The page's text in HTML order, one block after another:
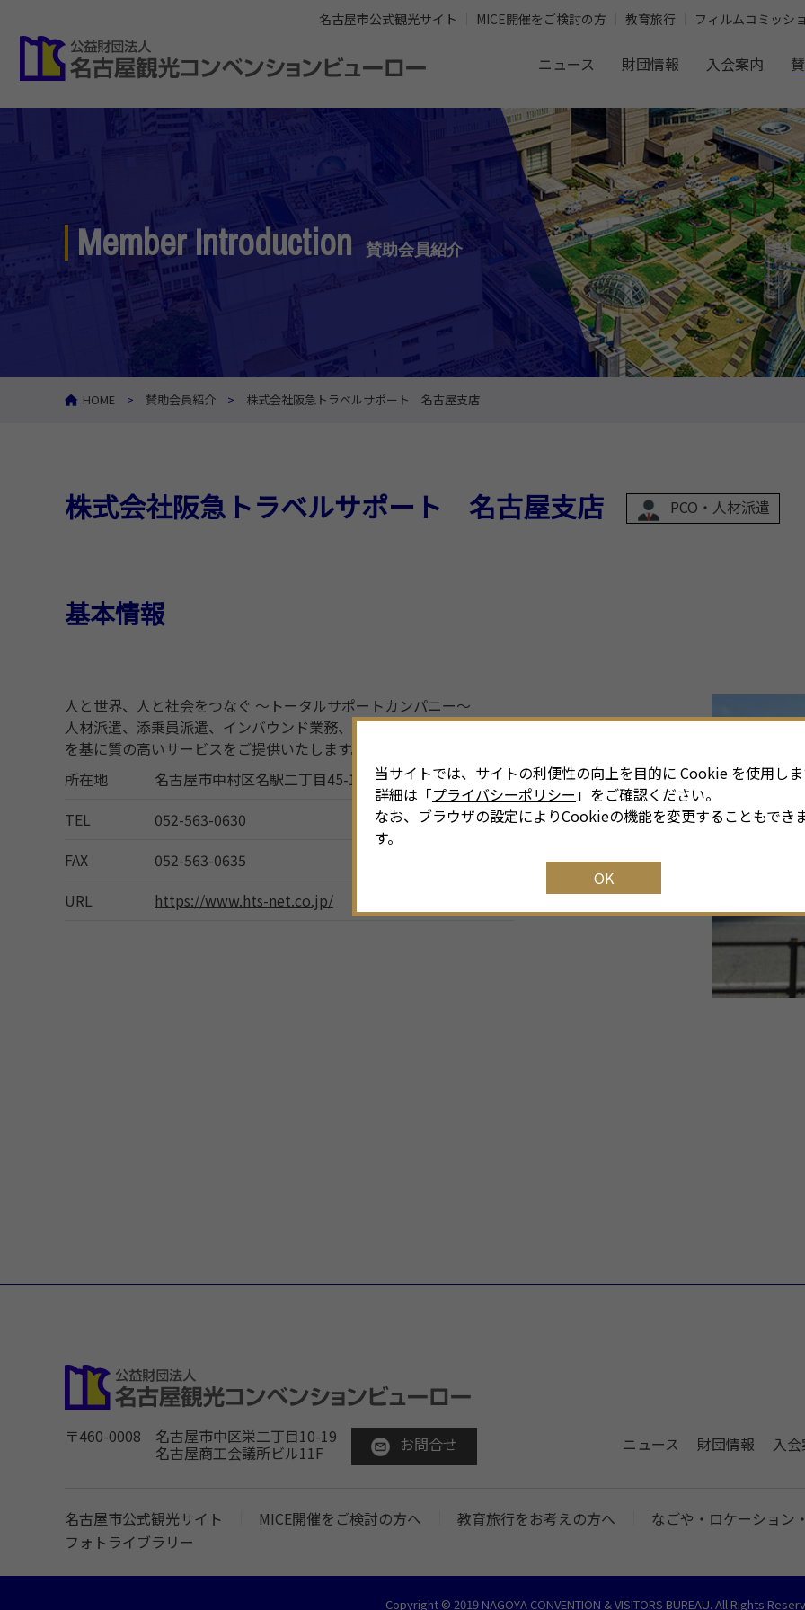
ニュース 財団情報 入会案内
名古屋市公式観光サイト MICE開催をご検討の方 教育旅行 フィルムコミッシ
Member Introduction 賛助会員紹介
HOME 賛助会員紹介 株式会社阪急トラベルサポート 名古屋支店
株式会社阪急トラベルサポート 名古屋支店 PCO・人材派遣
基本情報
人と世界、人と社会をつなぐ ～トータルサポートカンパニー～
人材派遣、添乗員派遣、インバウンド業務、アウトソーシングなど、豊かな経験とノウハウ
を基に質の高いサービスをご提供いたします。
所在地
名古屋市中村区名駅二丁目45-14 東進名駅ビル8階
TEL
052-563-0630
FAX
052-563-0635
URL
https://www.hts-net.co.jp/
〒460-0008 名古屋市中区栄二丁目10-19
名古屋商工会議所ビル11F お問合せ ニュース 財団情報 入
名古屋市公式観光サイト MICE開催をご検討の方へ 教育旅行をお考えの方へ
なごや・ロケーション
フォトライブラリー
Copyright © 2019 NAGOYA CONVENTION & VISITORS BUREAU. All Rights
当サイトでは、サイトの利便性の向上を目的に Cookie を使用し
詳細は「プライバシーポリシー 」をご確認ください。
なお、ブラウザの設定によりCookieの機能を変更することもでき
す。
OK